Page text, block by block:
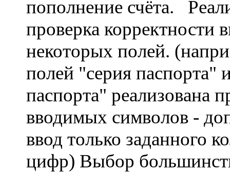
пополнение счёта.
проверка корректности
некоторых полей.
полей "серия паспорта"
паспорта" реализована
вводимых символов -
ввод только заданного
цифр) Выбор